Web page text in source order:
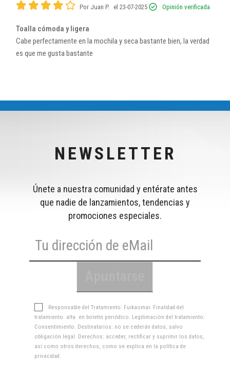
Por Juan P. el 23-07-2025 Opinión verificada
Toalla cómoda y ligera
Cabe perfectamente en la mochila y seca bastante bien, la verdad
es que me gusta bastante
NEWSLETTER
Únete a nuestra comunidad y entérate antes
que nadie de lanzamientos, tendencias y
promociones especiales.
Responsable del Tratamiento: Fuikaomar. Finalidad del
tratamiento: alta en boletín periódico. Legitimación del tratamiento:
Consentimiento. Destinatarios: no se cederán datos, salvo
obligación legal. Derechos: acceder, rectificar y suprimir los datos,
así como otros derechos, como se explica en la política de
privacidad